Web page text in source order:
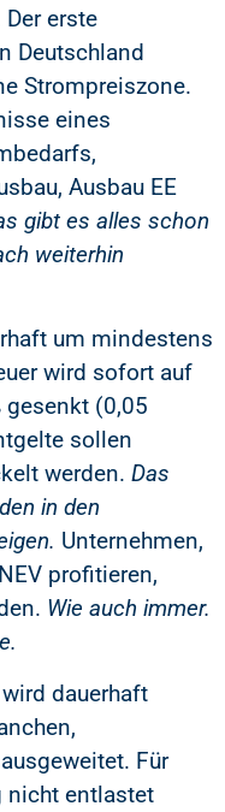
erste
Deutschland
Strompreiszone.
eines
Ausbau EE
gibt es alles schon
weiterhin
um mindestens
wird sofort auf
(0,05
sollen
werden. Das
in den
Unternehmen,
profitieren,
Wie auch immer.
dauerhaft
Für
nicht entlastet